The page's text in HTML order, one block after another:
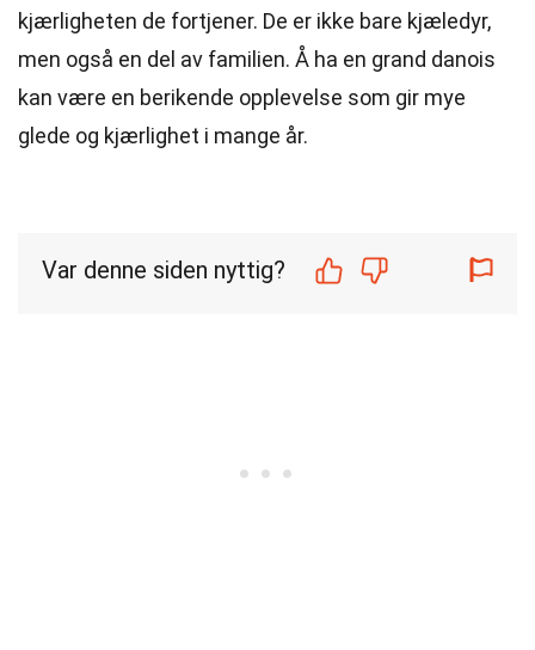
kjærligheten de fortjener. De er ikke bare kjæledyr,
men også en del av familien. Å ha en grand danois
kan være en berikende opplevelse som gir mye
glede og kjærlighet i mange år.
Var denne siden nyttig?